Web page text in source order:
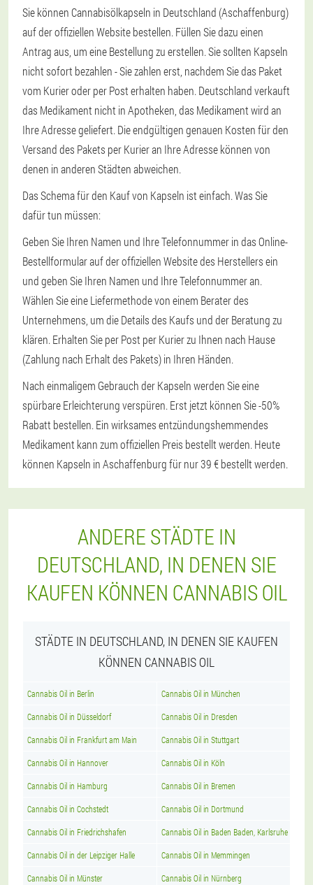
Sie können Cannabisölkapseln in Deutschland (Aschaffenburg)
auf der offiziellen Website bestellen. Füllen Sie dazu einen
Antrag aus, um eine Bestellung zu erstellen. Sie sollten Kapseln
nicht sofort bezahlen - Sie zahlen erst, nachdem Sie das Paket
vom Kurier oder per Post erhalten haben. Deutschland verkauft
das Medikament nicht in Apotheken, das Medikament wird an
Ihre Adresse geliefert. Die endgültigen genauen Kosten für den
Versand des Pakets per Kurier an Ihre Adresse können von
denen in anderen Städten abweichen.
Das Schema für den Kauf von Kapseln ist einfach. Was Sie
dafür tun müssen:
Geben Sie Ihren Namen und Ihre Telefonnummer in das Online-
Bestellformular auf der offiziellen Website des Herstellers ein
und geben Sie Ihren Namen und Ihre Telefonnummer an.
Wählen Sie eine Liefermethode von einem Berater des
Unternehmens, um die Details des Kaufs und der Beratung zu
klären. Erhalten Sie per Post per Kurier zu Ihnen nach Hause
(Zahlung nach Erhalt des Pakets) in Ihren Händen.
Nach einmaligem Gebrauch der Kapseln werden Sie eine
spürbare Erleichterung verspüren. Erst jetzt können Sie -50%
Rabatt bestellen. Ein wirksames entzündungshemmendes
Medikament kann zum offiziellen Preis bestellt werden. Heute
können Kapseln in Aschaffenburg für nur 39 € bestellt werden.
ANDERE STÄDTE IN
DEUTSCHLAND, IN DENEN SIE
KAUFEN KÖNNEN CANNABIS OIL
STÄDTE IN DEUTSCHLAND, IN DENEN SIE KAUFEN
KÖNNEN CANNABIS OIL
Cannabis Oil in Berlin Cannabis Oil in München
Cannabis Oil in Düsseldorf Cannabis Oil in Dresden
Cannabis Oil in Frankfurt am Main Cannabis Oil in Stuttgart
Cannabis Oil in Hannover Cannabis Oil in Köln
Cannabis Oil in Hamburg Cannabis Oil in Bremen
Cannabis Oil in Cochstedt Cannabis Oil in Dortmund
Cannabis Oil in Friedrichshafen Cannabis Oil in Baden Baden, Karlsruhe
Cannabis Oil in der Leipziger Halle Cannabis Oil in Memmingen
Cannabis Oil in Münster Cannabis Oil in Nürnberg